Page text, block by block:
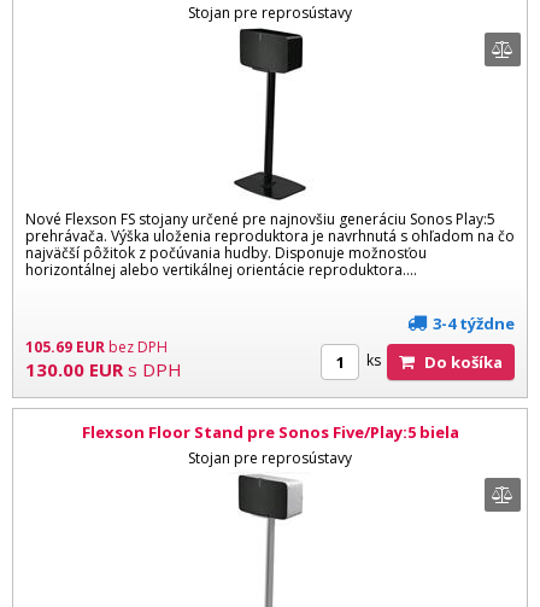
Stojan pre reprosústavy
Nové Flexson FS stojany určené pre najnovšiu generáciu Sonos Play:5
prehrávača. Výška uloženia reproduktora je navrhnutá s ohľadom na čo
najväčší pôžitok z počúvania hudby. Disponuje možnosťou
horizontálnej alebo vertikálnej orientácie reproduktora....
105.69 EURbez DPH
130.00 EUR s DPH
3-4 týždne
ks Do košíka
Flexson Floor Stand pre Sonos Five/Play:5 biela
Stojan pre reprosústavy